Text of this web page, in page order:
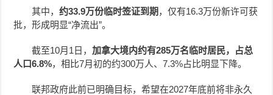
其中，约33.9万份临时签证到期 ，仅有16.3万份新许可获
批，形成明显“净流出”。
截至10月1日，加拿大境内约有285万名临时居民，占总
人口6.8%，相比7月初的约300万人、7.3%占比明显下降。
联邦政府此前已明确目标，希望在2027年底前将非永久